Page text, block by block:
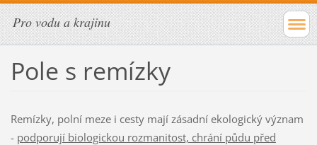
Pro vodu a krajinu
Pole s remízky
Remízky, polní meze i cesty mají zásadní ekologický význam
- podporují biologickou rozmanitost, chrání půdu před